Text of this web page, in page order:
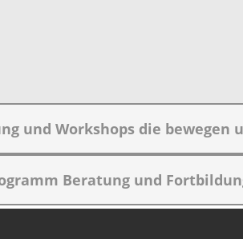
und Workshops die bewegen
Beratung und